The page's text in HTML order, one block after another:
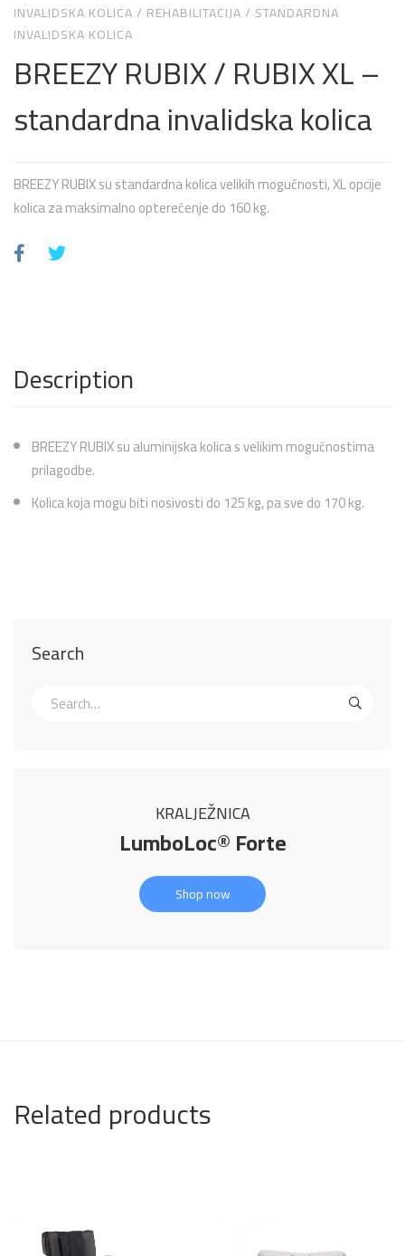
Search
KRALJEŽNICA
LumboLoc® Forte
Shop now
INVALIDSKA KOLICA/ REHABILITACIJA/ STANDARDNA
INVALIDSKA KOLICA
BREEZY RUBIX / RUBIX XL –
standardna invalidska kolica
BREEZY RUBIX su standardna kolica velikih mogućnosti, XL opcije
kolica za maksimalno opterećenje do 160 kg.
Description
BREEZY RUBIX su aluminijska kolica s velikim mogućnostima
prilagodbe.
Kolica koja mogu biti nosivosti do 125 kg, pa sve do 170 kg.
Related products